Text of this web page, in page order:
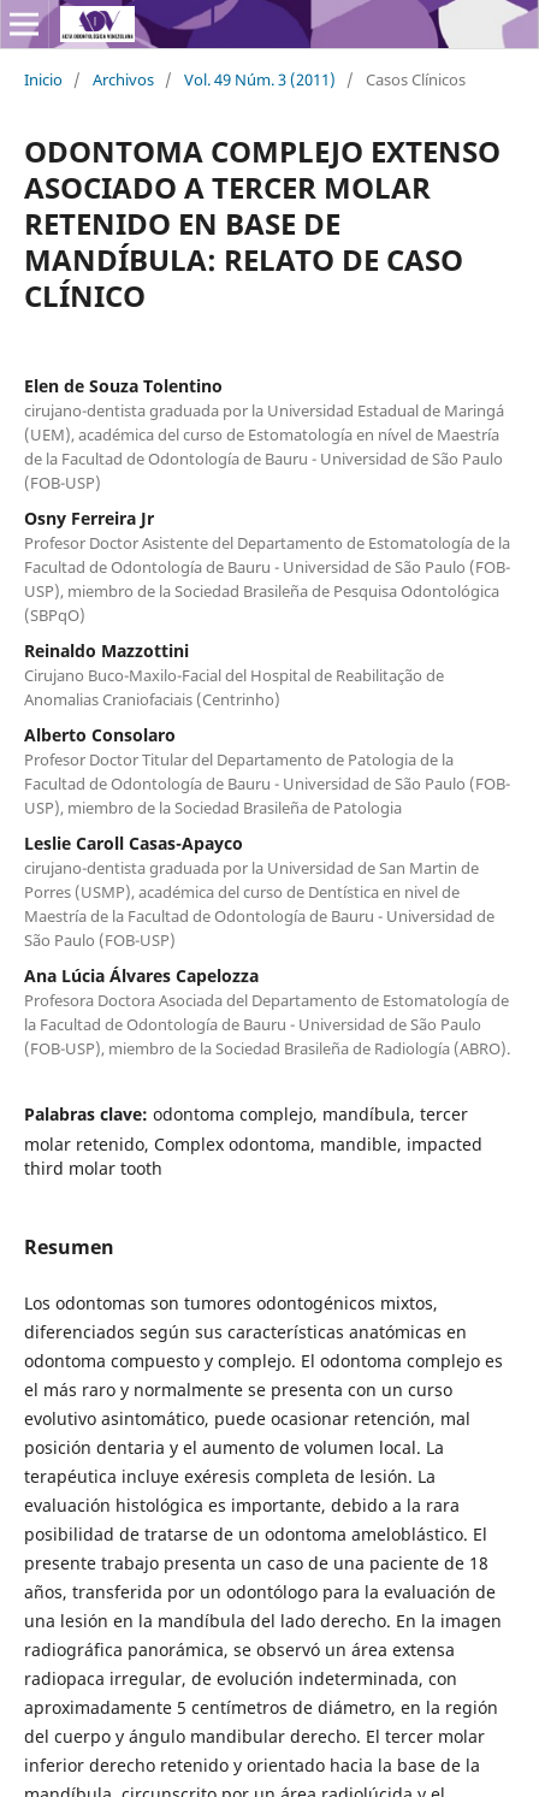
Inicio / Archivos / Vol. 49 Núm. 3 (2011) / Casos Clínicos
ODONTOMA COMPLEJO EXTENSO
ASOCIADO A TERCER MOLAR
RETENIDO EN BASE DE
MANDÍBULA: RELATO DE CASO
CLÍNICO
Elen de Souza Tolentino
cirujano-dentista graduada por la Universidad Estadual de Maringá
(UEM), académica del curso de Estomatología en nível de Maestría
de la Facultad de Odontología de Bauru - Universidad de São Paulo
(FOB-USP)
Osny Ferreira Jr
Profesor Doctor Asistente del Departamento de Estomatología de la
Facultad de Odontología de Bauru - Universidad de São Paulo (FOB-
USP), miembro de la Sociedad Brasileña de Pesquisa Odontológica
(SBPqO)
Reinaldo Mazzottini
Cirujano Buco-Maxilo-Facial del Hospital de Reabilitação de
Anomalias Craniofaciais (Centrinho)
Alberto Consolaro
Profesor Doctor Titular del Departamento de Patologia de la
Facultad de Odontología de Bauru - Universidad de São Paulo (FOB-
USP), miembro de la Sociedad Brasileña de Patologia
Leslie Caroll Casas-Apayco
cirujano-dentista graduada por la Universidad de San Martin de
Porres (USMP), académica del curso de Dentística en nivel de
Maestría de la Facultad de Odontología de Bauru - Universidad de
São Paulo (FOB-USP)
Ana Lúcia Álvares Capelozza
Profesora Doctora Asociada del Departamento de Estomatología de
la Facultad de Odontología de Bauru - Universidad de São Paulo
(FOB-USP), miembro de la Sociedad Brasileña de Radiología (ABRO).
Palabras clave: odontoma complejo, mandíbula, tercer
molar retenido, Complex odontoma, mandible, impacted
third molar tooth
Resumen
Los odontomas son tumores odontogénicos mixtos,
diferenciados según sus características anatómicas en
odontoma compuesto y complejo. El odontoma complejo es
el más raro y normalmente se presenta con un curso
evolutivo asintomático, puede ocasionar retención, mal
posición dentaria y el aumento de volumen local. La
terapéutica incluye exéresis completa de lesión. La
evaluación histológica es importante, debido a la rara
posibilidad de tratarse de un odontoma ameloblástico. El
presente trabajo presenta un caso de una paciente de 18
años, transferida por un odontólogo para la evaluación de
una lesión en la mandíbula del lado derecho. En la imagen
radiográfica panorámica, se observó un área extensa
radiopaca irregular, de evolución indeterminada, con
aproximadamente 5 centímetros de diámetro, en la región
del cuerpo y ángulo mandibular derecho. El tercer molar
inferior derecho retenido y orientado hacia la base de la